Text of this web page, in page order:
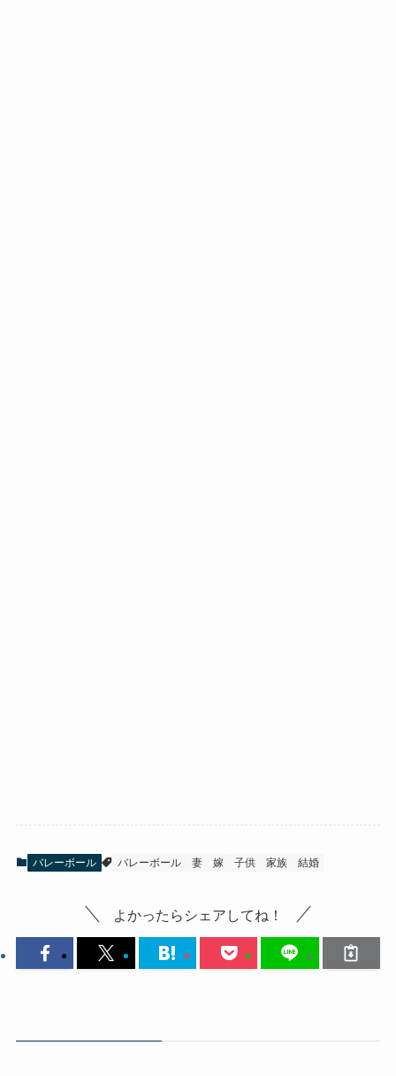
バレーボール バレーボール 妻 嫁 子供 家族 結婚
よかったらシェアしてね！